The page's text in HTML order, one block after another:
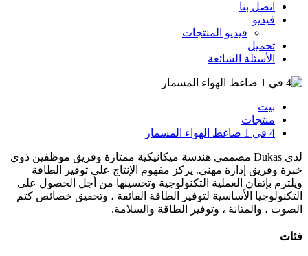
اتصل بنا
فيديو
فيديو المنتجات
تحميل
الأسئلة الشائعة
بيت
منتجات
4 في 1 ضاغط الهواء المسمار
لدى Dukas مصممي هندسة ميكانيكية ممتازة وفريق موظفين ذوي
خبرة وفريق إدارة مهني. يركز مفهوم الإنتاج على توفير الطاقة
ويلتزم بإتقان العملية التكنولوجية وتحسينها من أجل الحصول على
التكنولوجيا الأساسية لتوفير الطاقة الفائقة ، وتحقيق خصائص كتم
الصوت ، والمتانة ، وتوفير الطاقة والسلامة.
فئات